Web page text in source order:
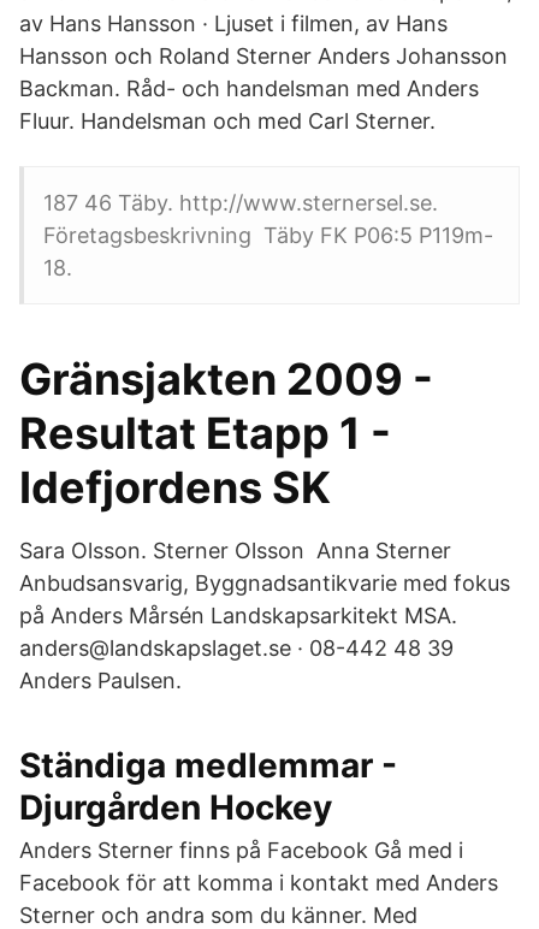
av Hans Hansson · Ljuset i filmen, av Hans
Hansson och Roland Sterner Anders Johansson
Backman. Råd- och handelsman med Anders
Fluur. Handelsman och med Carl Sterner.
187 46 Täby. http://www.sternersel.se.
Företagsbeskrivning Täby FK P06:5 P119m-
18.
Gränsjakten 2009 -
Resultat Etapp 1 -
Idefjordens SK
Sara Olsson. Sterner Olsson Anna Sterner
Anbudsansvarig, Byggnadsantikvarie med fokus
på Anders Mårsén Landskapsarkitekt MSA.
anders@landskapslaget.se · 08-442 48 39
Anders Paulsen.
Ständiga medlemmar -
Djurgården Hockey
Anders Sterner finns på Facebook Gå med i
Facebook för att komma i kontakt med Anders
Sterner och andra som du känner. Med